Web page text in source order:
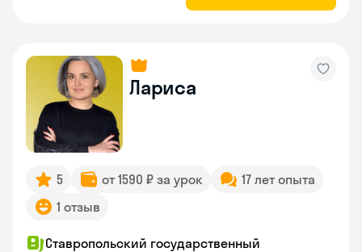
Лариса
5 от 1590 ₽ за урок
17 лет опыта
1 отзыв
Ставропольский государственный